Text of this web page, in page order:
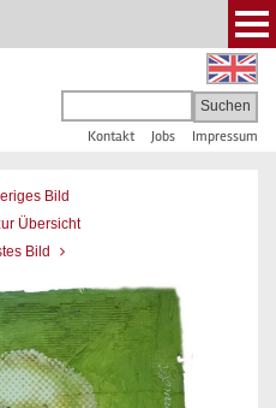
Kontakt Jobs Impressum
Bild
Übersicht
Bild